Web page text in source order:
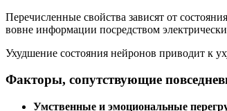
Перечисленные свойства зависят от
вовне информации посредством
Ухудшение состояния нейронов приводит к
Факторы, сопутствующие
Умственные и эмоциональные